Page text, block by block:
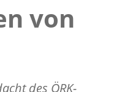
von
des ÖRK-